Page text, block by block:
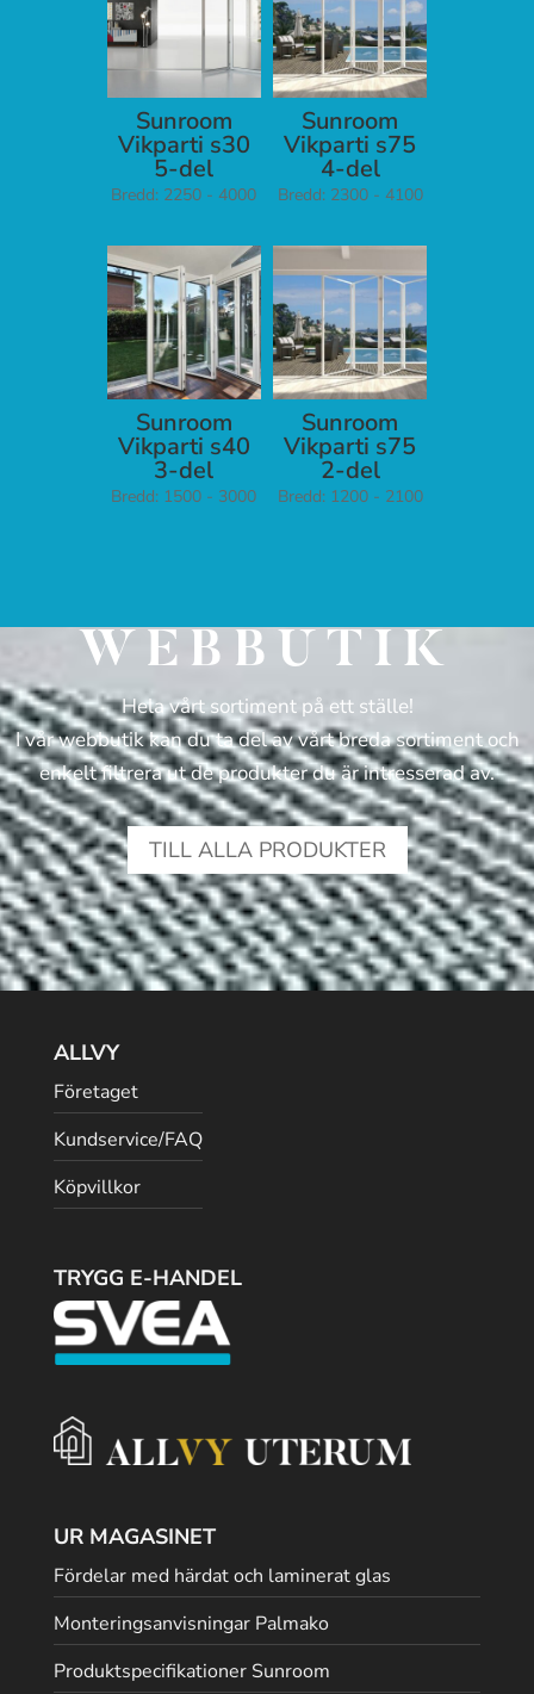
Sunroom
Vikparti s30
5-del
Bredd: 2250 - 4000
Sunroom
Vikparti s75
4-del
Bredd: 2300 - 4100
Sunroom
Vikparti s40
3-del
Bredd: 1500 - 3000
Sunroom
Vikparti s75
2-del
Bredd: 1200 - 2100
WEBBUTIK
Hela vårt sortiment på ett ställe!
I vår webbutik kan du ta del av vårt breda sortiment och
enkelt filtrera ut de produkter du är intresserad av.
TILL ALLA PRODUKTER
ALLVY
Företaget
Kundservice/FAQ
Köpvillkor
TRYGG E-HANDEL
UR MAGASINET
Fördelar med härdat och laminerat glas
Monteringsanvisningar Palmako
Produktspecifikationer Sunroom